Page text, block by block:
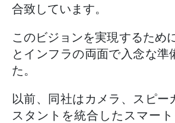
合致しています。
このビジョンを実現するため
とインフラの両面で入念な準
た。
以前、同社はカメラ、スピー
スタントを統合したスマート